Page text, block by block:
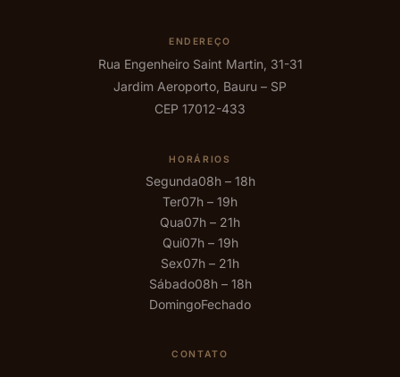
ENDEREÇO
Rua Engenheiro Saint Martin, 31-31
Jardim Aeroporto, Bauru – SP
CEP 17012-433
HORÁRIOS
Segunda08h – 18h
Ter07h – 19h
Qua07h – 21h
Qui07h – 19h
Sex07h – 21h
Sábado08h – 18h
DomingoFechado
CONTATO